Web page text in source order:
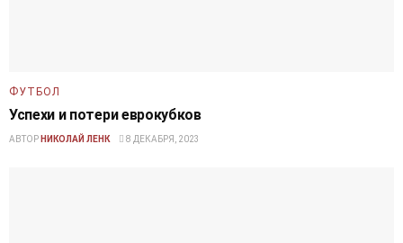
ФУТБОЛ
Успехи и потери еврокубков
АВТОР НИКОЛАЙ ЛЕНК 8 ДЕКАБРЯ, 2023